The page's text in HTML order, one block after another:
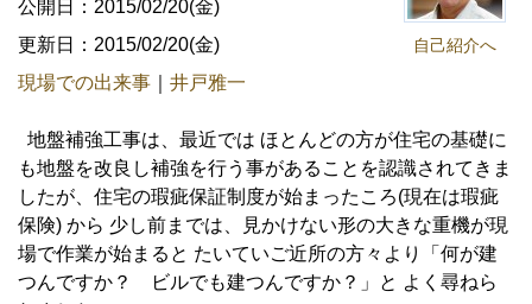
自己紹介へ
公開日：2015/02/20(金)
更新日：2015/02/20(金)
現場での出来事
井戸雅一
地盤補強工事は、最近では ほとんどの方が住宅の基礎に
も地盤を改良し補強を行う事があることを認識されてきま
したが、住宅の瑕疵保証制度が始まったころ(現在は瑕疵
保険) から 少し前までは、見かけない形の大きな重機が現
場で作業が始まると たいていご近所の方々より「何が建
つんですか？ ビルでも建つんですか？」と よく尋ねら